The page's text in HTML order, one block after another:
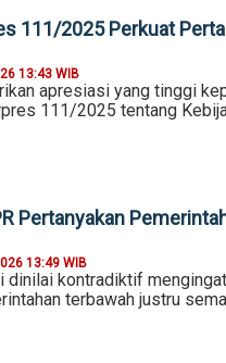
111/2025 Perkuat
13:43 WIB
apresiasi yang tinggi
111/2025 tentang
Pertanyakan
13:49 WIB
dinilai kontradiktif
terbawah justru